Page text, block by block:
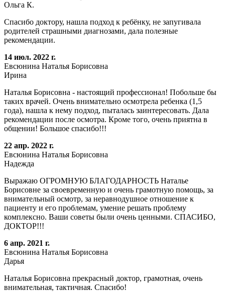
Ольга К.
Спасибо доктору, нашла подход к ребёнку, не запугивала
родителей страшными диагнозами, дала полезные
рекомендации.
14 июл. 2022 г.
Евсюнина Наталья Борисовна
Ирина
Наталья Борисовна - настоящий профессионал! Побольше бы
таких врачей. Очень внимательно осмотрела ребенка (1,5
года), нашла к нему подход, пыталась заинтересовать. Дала
рекомендации после осмотра. Кроме того, очень приятна в
общении! Большое спасибо!!!
22 апр. 2022 г.
Евсюнина Наталья Борисовна
Надежда
Выражаю ОГРОМНУЮ БЛАГОДАРНОСТЬ Наталье
Борисовне за своевременную и очень грамотную помощь, за
внимательный осмотр, за неравнодушное отношение к
пациенту и его проблемам, умение решать проблему
комплексно. Ваши советы были очень ценными. СПАСИБО,
ДОКТОР!!!
6 апр. 2021 г.
Евсюнина Наталья Борисовна
Дарья
Наталья Борисовна прекрасный доктор, грамотная, очень
внимательная, тактичная. Спасибо!